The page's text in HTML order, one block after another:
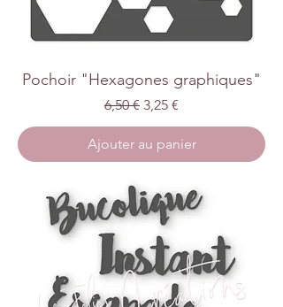
Pochoir "Hexagones graphiques"
Prix original
6,50 € Prix promotionnel
3,25 €
Ajouter au panier